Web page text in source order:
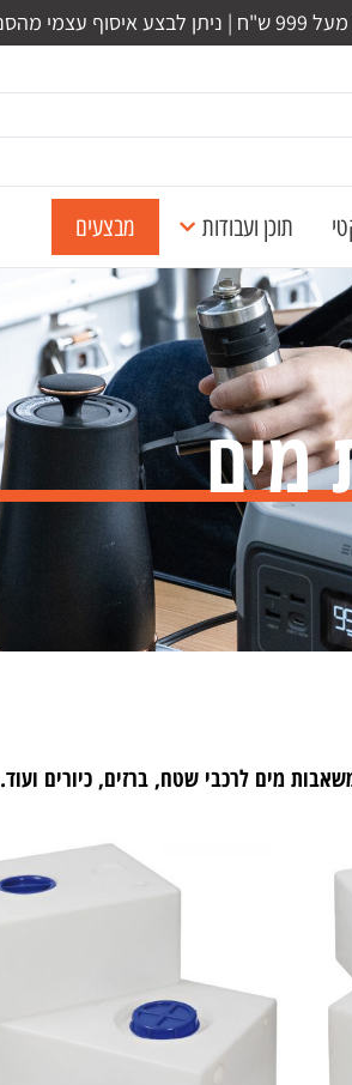
מהסניף
תוכן ועבודות מבצעים
מים
מים לרכבי שטח, ברזים, כיורים ועוד.